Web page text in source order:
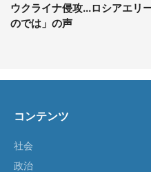
ウクライナ侵攻...ロシアエリ
のでは」の声
コンテンツ
社会
政治